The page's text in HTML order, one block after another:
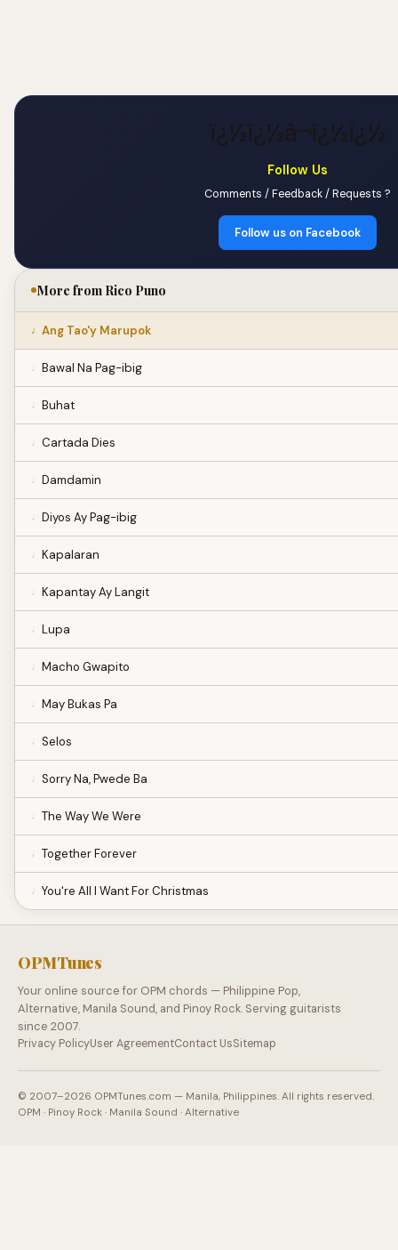
ï¿½ï¿½â¬ï¿½ï¿½
Follow Us
Comments / Feedback / Requests ?
Follow us on Facebook
More from Rico Puno
Ang Tao'y Marupok
Bawal Na Pag-ibig
Buhat
Cartada Dies
Damdamin
Diyos Ay Pag-ibig
Kapalaran
Kapantay Ay Langit
Lupa
Macho Gwapito
May Bukas Pa
Selos
Sorry Na, Pwede Ba
The Way We Were
Together Forever
You're All I Want For Christmas
OPMTunes
Your online source for OPM chords — Philippine Pop,
Alternative, Manila Sound, and Pinoy Rock. Serving guitarists
since 2007.
Privacy PolicyUser AgreementContact UsSitemap
© 2007–2026 OPMTunes.com — Manila, Philippines. All rights reserved.
OPM · Pinoy Rock · Manila Sound · Alternative